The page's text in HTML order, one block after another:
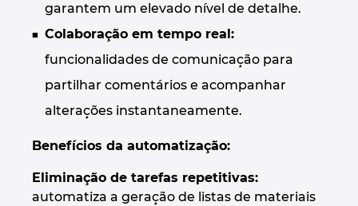
garantem um elevado nível de detalhe.
Colaboração em tempo real:
funcionalidades de comunicação para
partilhar comentários e acompanhar
alterações instantaneamente.
Benefícios da automatização:
Eliminação de tarefas repetitivas:
automatiza a geração de listas de materiais
Singapore
Slovakia
Slovenia
South Africa